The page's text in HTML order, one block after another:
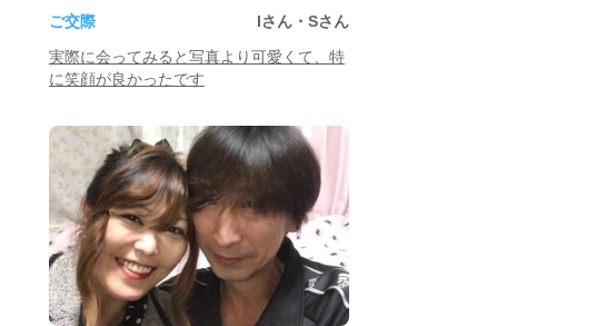
ご交際
Iさん・Sさん
実際に会ってみると写真より可愛くて、特
に笑顔が良かったです